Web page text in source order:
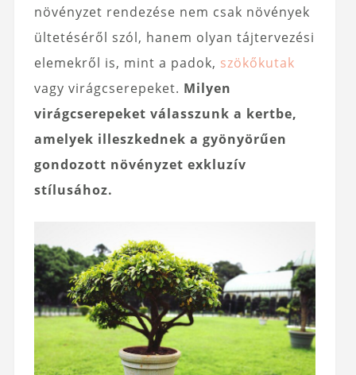
növényzet rendezése nem csak növények
ültetéséről szól, hanem olyan tájtervezési
elemekről is, mint a padok, szökőkutak
vagy virágcserepeket. Milyen
virágcserepeket válasszunk a kertbe,
amelyek illeszkednek a gyönyörűen
gondozott növényzet exkluzív
stílusához.